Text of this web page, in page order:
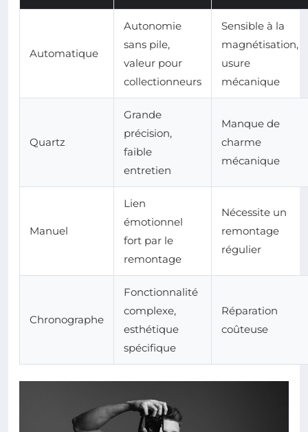
Automatique
Autonomie
sans pile,
valeur pour
collectionneurs
Sensible à la
magnétisation,
usure
mécanique
Quartz
Grande
précision,
faible
entretien
Manque de
charme
mécanique
Manuel
Lien
émotionnel
fort par le
remontage
Nécessite un
remontage
régulier
Chronographe
Fonctionnalité
complexe,
esthétique
spécifique
Réparation
coûteuse